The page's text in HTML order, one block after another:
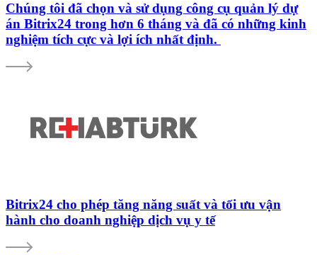
Chúng tôi đã chọn và sử dụng công cụ quản lý dự
án Bitrix24 trong hơn 6 tháng và đã có những kinh
nghiệm tích cực và lợi ích nhất định.
Bitrix24 cho phép tăng năng suất và tối ưu vận
hành cho doanh nghiệp dịch vụ y tế